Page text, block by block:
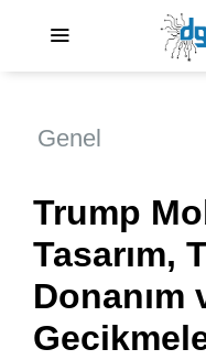
Genel
Trump
Tasarım,
Donanım